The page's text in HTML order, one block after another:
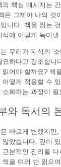
의 핵심 메시지는
은 그제야 나의 것
니다. 책을 읽는
식에 어떻게 녹여낼
우리가 지식의 '
요하다고 강조합니
읽어야 할까요? 책
어떻게 적용할 수
소화하는 과정이 필
와 독서의
빠르게 변했지만
않았습니다. 깊이
근본적인 진리를
책을 여러 번 읽으